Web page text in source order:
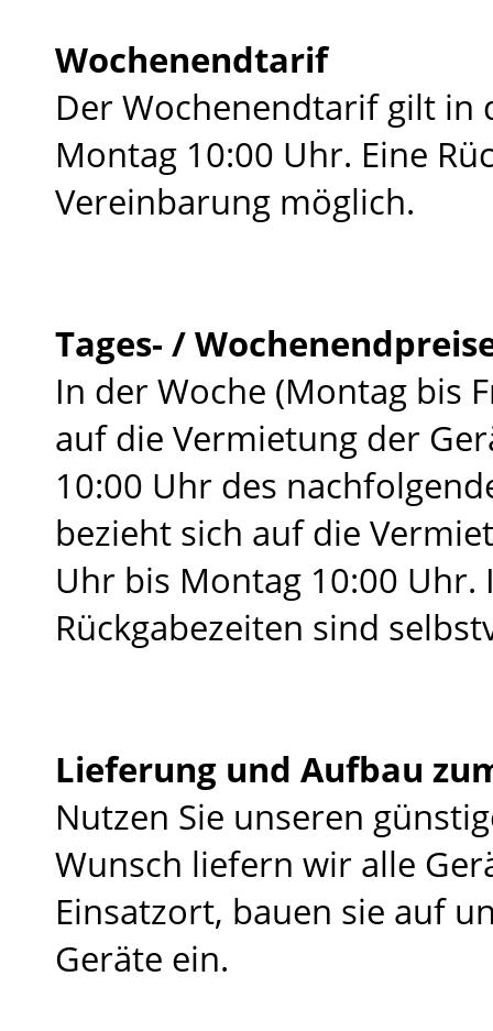
Wochenendtarif
Der Wochenendtarif gilt in
Montag 10:00 Uhr. Eine
Vereinbarung möglich.
Tages- /
In der Woche (Montag bis
auf die Vermietung der
10:00 Uhr des
bezieht sich auf die
Uhr bis Montag 10:00
Rückgabezeiten sind
Lieferung und Aufbau
Nutzen Sie unseren
Wunsch liefern wir alle
Einsatzort, bauen sie auf
Geräte ein.